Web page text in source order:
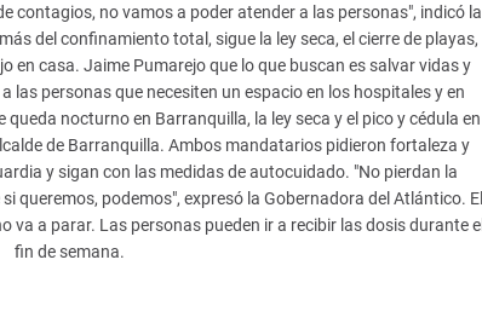
contagios, no vamos a poder atender a las personas", indicó la
del confinamiento total, sigue la ley seca, el cierre de playas,
en casa. Jaime Pumarejo que lo que buscan es salvar vidas y
las personas que necesiten un espacio en los hospitales y en
queda nocturno en Barranquilla, la ley seca y el pico y cédula en
de Barranquilla. Ambos mandatarios pidieron fortaleza y
y sigan con las medidas de autocuidado. "No pierdan la
queremos, podemos", expresó la Gobernadora del Atlántico. El
va a parar. Las personas pueden ir a recibir las dosis durante el
fin de semana.